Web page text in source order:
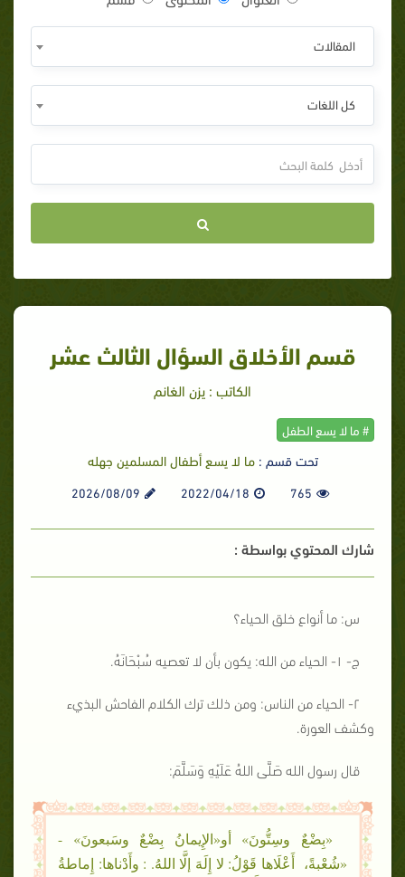
المقالات
كل اللغات
قسم الأخلاق السؤال الثالث عشر
الكاتب : يزن الغانم
# ما لا يسع الطفل
تحت قسم :ما لا يسع أطفال المسلمين جهله
765
2022/04/18
2026/08/09
شارك المحتوي بواسطة :
س: ما أنواع خلق الحياء؟
ج- ١- الحياء من الله: يكون بأن لا تعصيه سُبْحَانَهُ.
٢- الحياء من الناس: ومن ذلك ترك الكلام الفاحش البذيء
وكشف العورة.
قال رسول الله صَلَّى اللهُ عَلَيْهِ وَسَلَّمَ:
«بِضْعٌ وسِتُّونَ» أو«الإِيمانُ بِضْعٌ وسَبعونَ» -
«شُعْبةً، أَعْلَاها قَوْلُ: لا إِلَهَ إلَّا اللهُ. : وأَدْناها: إِماطةُ